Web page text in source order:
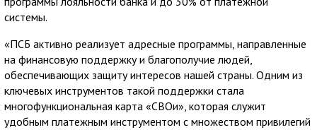
системы.
«ПСБ активно реализует адресные программы, направленные
на финансовую поддержку и благополучие людей,
обеспечивающих защиту интересов нашей страны. Одним из
ключевых инструментов такой поддержки стала
многофункциональная карта «СВОи», которая служит
удобным платежным инструментом с множеством привилегий